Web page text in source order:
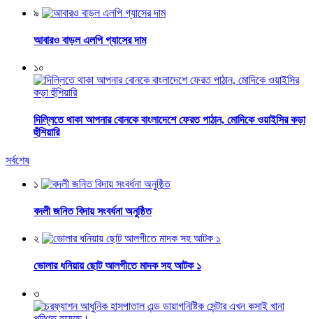
৯
আবারও বাড়ল এলপি গ্যাসের দাম
১০
দিল্লিতে থাকা আপনার বোনকে বাংলাদেশে ফেরত পাঠান, মোদিকে ওয়াইসির কড়া
হুঁশিয়ারি
সর্বশেষ
১
বদলী জনিত বিদায় সংবর্ধনা অনুষ্ঠিত
২
ভোলার ধনিয়ায় ছোট আলগীতে মাদক সহ আটক ১
৩